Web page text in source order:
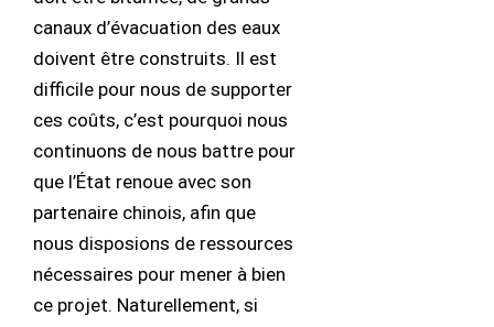
canaux d’évacuation des eaux
doivent être construits. Il est
difficile pour nous de supporter
ces coûts, c’est pourquoi nous
continuons de nous battre pour
que l’État renoue avec son
partenaire chinois, afin que
nous disposions de ressources
nécessaires pour mener à bien
ce projet. Naturellement, si